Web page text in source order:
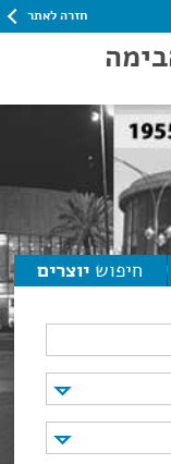
חזרה לאתר
חיפוש יוצרים